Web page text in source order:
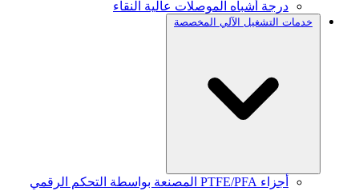
درجة أشباه الموصلات عالية النقاء
خدمات التشغيل الآلي المخصصة
أجزاء PTFE/PFA المصنعة بواسطة التحكم الرقمي